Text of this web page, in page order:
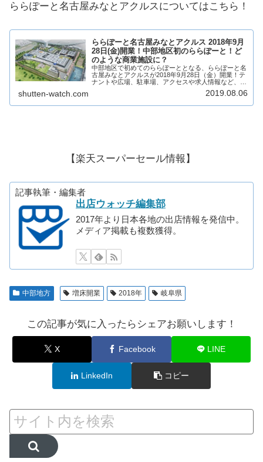
ららぽーと名古屋みなとアクルスについてはこちら！
ららぽーと名古屋みなとアクルス 2018年9月
28日(金)開業！中部地区初のららぽーと！ど
のような商業施設に？
中部地区で初めてのららぽーととなる、ららぽーと名
古屋みなとアクルスが2018年9月28日（金）開業！テ
ナントや広場、駐車場、アクセスや求人情報など、ら
らぽーと名古屋みなとアクルスがどのような商業施設
になるのか、見ていきますね。ららぽーと名古...
shutten-watch.com 2019.08.06
【楽天スーパーセール情報】
記事執筆・編集者
出店ウォッチ編集部
2017年より日本各地の出店情報を発信中。
メディア掲載も複数獲得。
中部地方 増床開業 2018年 岐阜県
この記事が気に入ったらシェアお願いします！
X Facebook LINE
LinkedIn コピー